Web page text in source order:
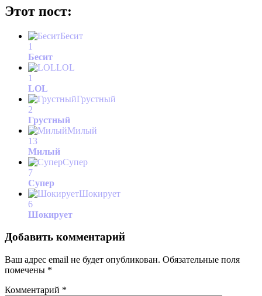
Этот пост:
Бесит
1
Бесит
LOL
1
LOL
Грустный
2
Грустный
Милый
13
Милый
Супер
7
Супер
Шокирует
6
Шокирует
Добавить комментарий
Ваш адрес email не будет опубликован. Обязательные поля
помечены *
Комментарий *